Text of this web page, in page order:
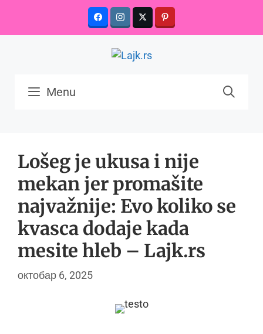
content
Menu
Lošeg je ukusa i nije
mekan jer promašite
najvažnije: Evo koliko se
kvasca dodaje kada
mesite hleb – Lajk.rs
октобар 6, 2025